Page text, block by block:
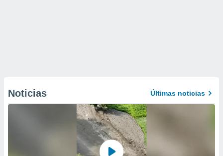
Noticias Últimas noticias